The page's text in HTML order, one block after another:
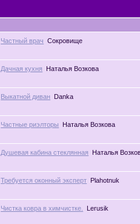
Частный врач Сокровище
Дачная кухня Наталья Возкова
Выкатной диван Danka
Частные риэлторы Наталья Возкова
Душевая кабина стеклянная Наталья
Требуется оконный эксперт Plahotnuk
Чистка ковра в химчистке. Lerusik